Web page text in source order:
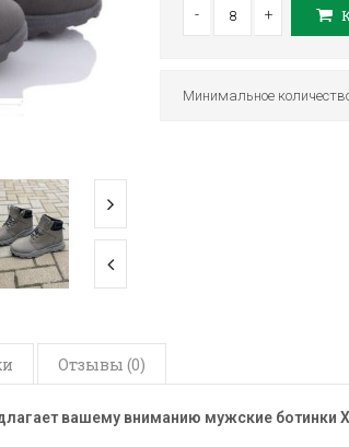
- +
Минимальное
Отзывы (0)
вашему вниманию мужские ботинки